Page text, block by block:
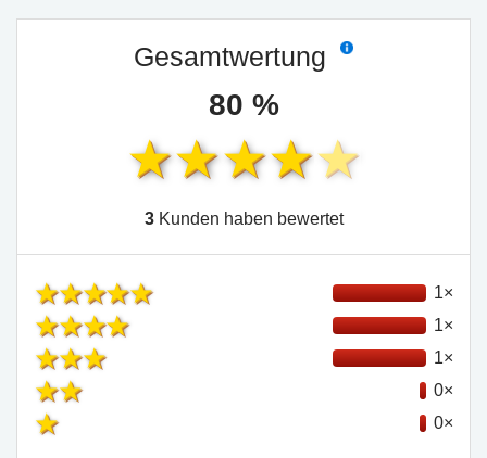
Gesamtwertung
80 %
3Kunden haben bewertet
1×
1×
1×
0×
0×